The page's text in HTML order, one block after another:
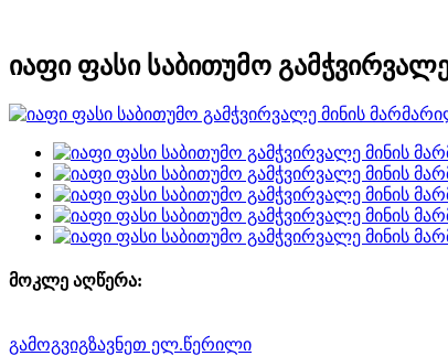
იაფი ფასი საბითუმო
მოკლე აღწერა:
გამოგვიგზავნეთ ელ.წერილი